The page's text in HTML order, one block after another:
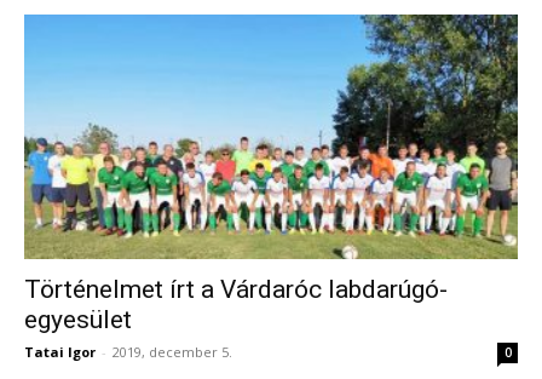
Történelmet írt a Várdaróc labdarúgó-
egyesület
Tatai Igor - 2019, december 5. 0